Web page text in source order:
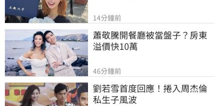
14分鐘前
蕭敬騰開餐廳被當盤子？房東
溢價快10萬
46分鐘前
劉若雪首度回應！捲入周杰倫
私生子風波